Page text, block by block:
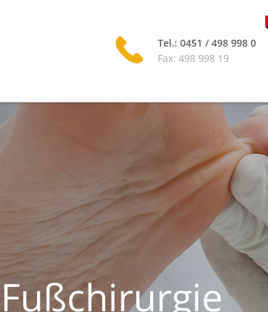
Tel.: 0451 / 498 998 0
Fax: 498 998 19
Fußchirurgie